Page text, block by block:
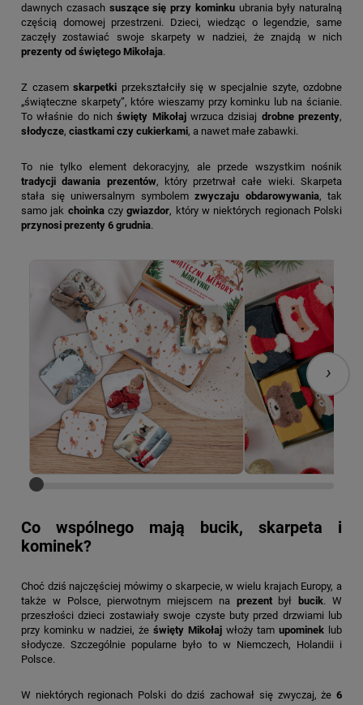
dawnych czasach suszące się przy kominkuubrania były naturalną
częścią domowej przestrzeni. Dzieci, wiedząc o legendzie, same
zaczęły zostawiać swoje skarpety w nadziei, że znajdą w nich
prezenty od świętego Mikołaja.
Z czasem skarpetki przekształciły się w specjalnie szyte, ozdobne
„świąteczne skarpety”, które wieszamy przy kominku lub na ścianie.
To właśnie do nichświęty Mikołajwrzuca dzisiaj drobne prezenty,
słodycze, ciastkami czy cukierkami, a nawet małe zabawki.
To nie tylko element dekoracyjny, ale przede wszystkim nośnik
tradycji dawania prezentów, który przetrwał całe wieki. Skarpeta
stała się uniwersalnym symbolem zwyczaju obdarowywania, tak
samo jak choinkaczygwiazdor, który w niektórych regionach Polski
przynosi prezenty 6 grudnia.
›
Co wspólnego mają bucik, skarpeta i
kominek?
Choć dziś najczęściej mówimy o skarpecie, w wielu krajach Europy, a
także w Polsce, pierwotnym miejscem na prezentbył bucik. W
przeszłości dzieci zostawiały swoje czyste buty przed drzwiami lub
przy kominku w nadziei, że święty Mikołaj włoży tam upominek lub
słodycze. Szczególnie popularne było to w Niemczech, Holandii i
Polsce.
W niektórych regionach Polski do dziś zachował się zwyczaj, że 6